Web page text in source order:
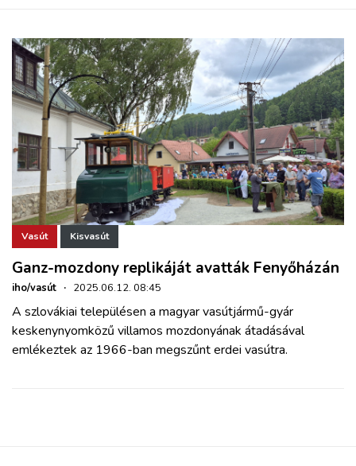
Vasút Kisvasút
Ganz-mozdony replikáját avatták Fenyőházán
iho/vasút · 2025.06.12. 08:45
A szlovákiai településen a magyar vasútjármű-gyár
keskenynyomközű villamos mozdonyának átadásával
emlékeztek az 1966-ban megszűnt erdei vasútra.